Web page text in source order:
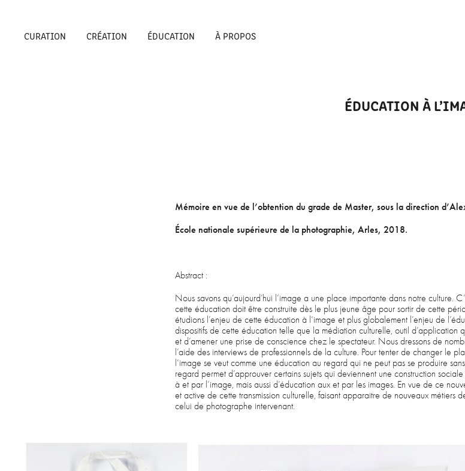
CURATION CRÉATION ÉDUCATION À PROPOS
ÉDUCATION À
Mémoire en vue de l’obtention du grade de Master, sous la direction
École nationale supérieure de la photographie, Arles, 2018.
Abstract :
Nous savons qu’aujourd’hui l’image a une place importante dans notre culture.
cette éducation doit être construite dès le plus jeune âge pour sortir de cette
étudions l’enjeu de cette éducation à l’image et plus globalement l’enjeu de
dispositifs de cette éducation telle que la médiation culturelle, outil d’application
et d’amener une prise de conscience chez le spectateur. Nous dressons de
l’aide des interviews de professionnels de la culture. Pour tenter de changer le
l’image se veut comme une éducation au regard qui ne peut pas se produire
regard permet d’approuver certains sujets qui deviennent une construction
à et par l’image, mais aussi d’éducation aux et par les images. En vue de ce
et active de cette transmission culturelle, faisant apparaitre de nouveaux métiers
celui de photographe intervenant.